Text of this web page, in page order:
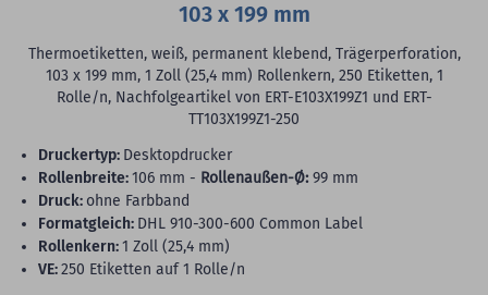
103 x 199 mm
Thermoetiketten, weiß, permanent klebend, Trägerperforation,
103 x 199 mm, 1 Zoll (25,4 mm) Rollenkern, 250 Etiketten, 1
Rolle/n, Nachfolgeartikel von ERT-E103X199Z1 und ERT-
TT103X199Z1-250
Druckertyp: Desktopdrucker
Rollenbreite:106 mm - Rollenaußen-Ø: 99 mm
Druck: ohne Farbband
Formatgleich: DHL 910-300-600 Common Label
Rollenkern:1 Zoll (25,4 mm)
VE:250 Etiketten auf 1 Rolle/n